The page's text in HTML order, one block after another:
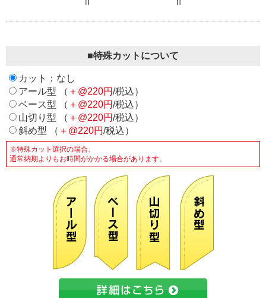
■特殊カットについて
カット：なし
アール型 （ ＋@220円/税込）
ベース型 （ ＋@220円/税込）
山切り型 （ ＋@220円/税込）
斜め型 （ ＋@220円/税込）
※特殊カット選択の場合、
通常納期よりもお時間がかかる場合があります。